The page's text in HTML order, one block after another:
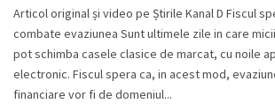
Articol original și video pe Știrile Kanal D Fiscul
combate evaziunea Sunt ultimele zile in care
pot schimba casele clasice de marcat, cu noile
electronic. Fiscul spera ca, in acest mod,
financiare vor fi de domeniul...